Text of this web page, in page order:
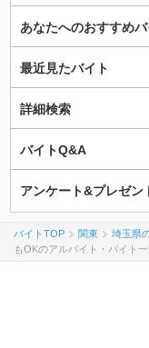
あなたへのおすすめバ
最近見たバイト
詳細検索
バイトQ&A
アンケート&プレゼン
バイトTOP 関東 埼玉県
もOKのアルバイト・バイト一